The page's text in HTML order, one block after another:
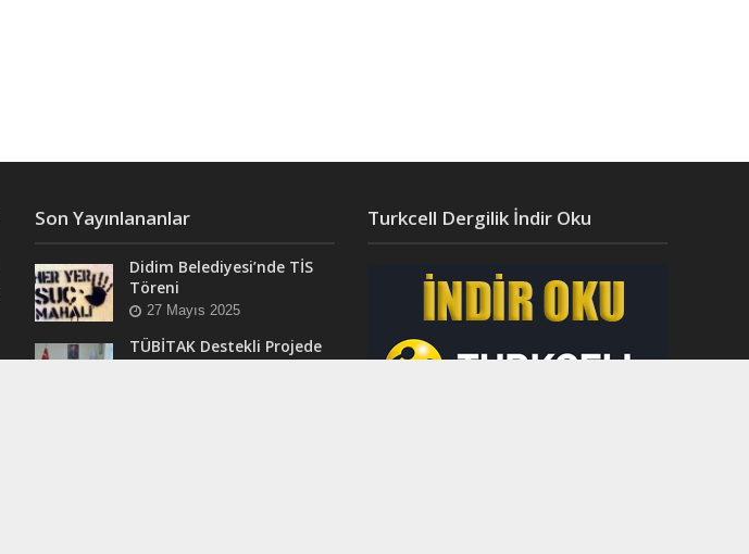
Son Yayınlananlar
Didim Belediyesi’nde TİS
Töreni
27 Mayıs 2025
TÜBİTAK Destekli Projede
Didim’de ve Tüm Aydın’da
Turkcell Dergilik İndir Oku